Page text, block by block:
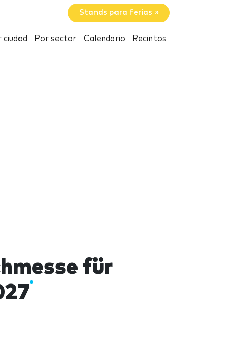
Stands para ferias »
ciudad Por sector Calendario Recintos
für